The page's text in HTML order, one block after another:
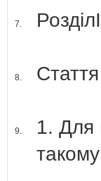
7.
8.
9.
1. Для